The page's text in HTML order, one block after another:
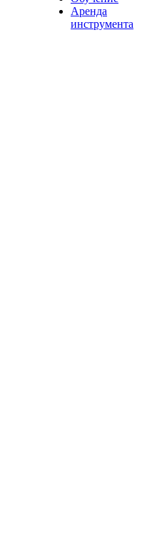
Аренда
инструмента